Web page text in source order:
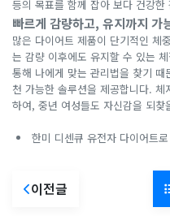
등의 목표를 함께 잡아 보다 건강한
빠르게 감량하고, 유지까지 가
많은 다이어트 제품이 단기적인 체
는 감량 이후에도 유지할 수 있는
통해 나에게 맞는 관리법을 찾기
천 가능한 솔루션을 제공합니다.
하여, 중년 여성들도 자신감을 되
한미 디센큐 유전자 다이어트
이전글